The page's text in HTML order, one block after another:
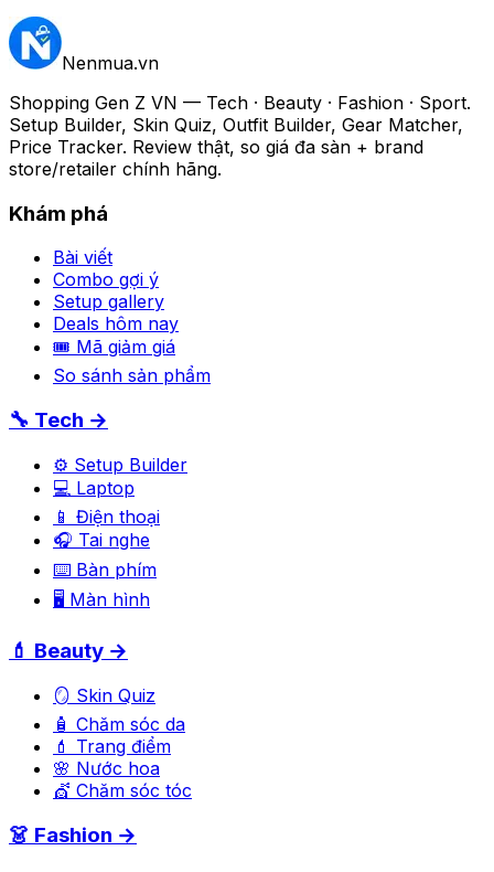
Nenmua.vn
Shopping Gen Z VN — Tech · Beauty · Fashion · Sport.
Setup Builder, Skin Quiz, Outfit Builder, Gear Matcher,
Price Tracker. Review thật, so giá đa sàn + brand
store/retailer chính hãng.
Khám phá
Bài viết
Combo gợi ý
Setup gallery
Deals hôm nay
🎟 Mã giảm giá
So sánh sản phẩm
🔧 Tech →
⚙️ Setup Builder
💻 Laptop
📱 Điện thoại
🎧 Tai nghe
⌨️ Bàn phím
🖥️ Màn hình
💄 Beauty →
🪞 Skin Quiz
🧴 Chăm sóc da
💄 Trang điểm
🌸 Nước hoa
💇 Chăm sóc tóc
👗 Fashion →